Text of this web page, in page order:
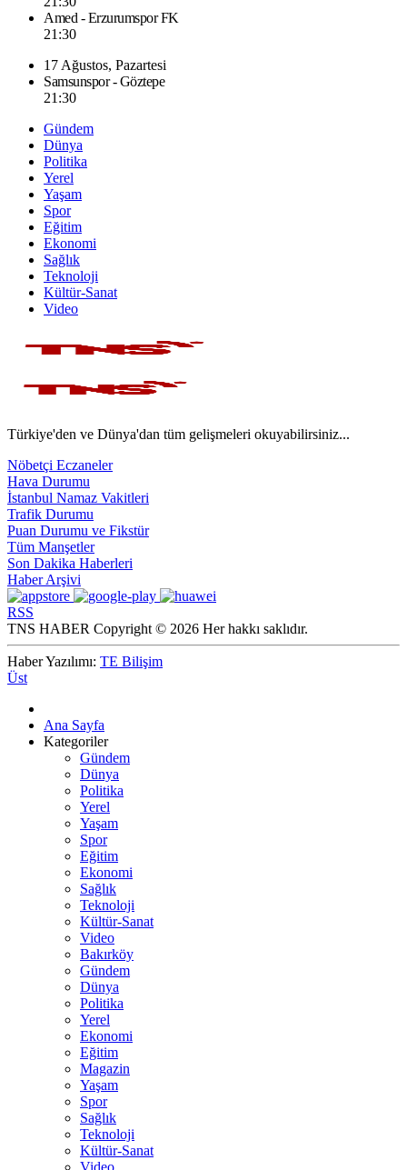
Amed - Erzurumspor FK
21:30
17 Ağustos, Pazartesi
Samsunspor - Göztepe
21:30
Gündem
Dünya
Politika
Yerel
Yaşam
Spor
Eğitim
Ekonomi
Sağlık
Teknoloji
Kültür-Sanat
Video
Türkiye'den ve Dünya'dan tüm gelişmeleri okuyabilirsiniz...
Nöbetçi Eczaneler
Hava Durumu
İstanbul Namaz Vakitleri
Trafik Durumu
Puan Durumu ve Fikstür
Tüm Manşetler
Son Dakika Haberleri
Haber Arşivi
RSS
TNS HABER Copyright © 2026 Her hakkı saklıdır.
Haber Yazılımı: TE Bilişim
Üst
Ana Sayfa
Kategoriler
Gündem
Dünya
Politika
Yerel
Yaşam
Spor
Eğitim
Ekonomi
Sağlık
Teknoloji
Kültür-Sanat
Video
Bakırköy
Gündem
Dünya
Politika
Yerel
Ekonomi
Eğitim
Magazin
Yaşam
Spor
Sağlık
Teknoloji
Kültür-Sanat
Video